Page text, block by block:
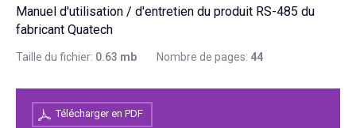
Manuel d'utilisation / d'entretien du produit RS-485 du
fabricant Quatech
Taille du fichier: 0.63 mb Nombre de pages: 44
Télécharger en PDF